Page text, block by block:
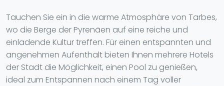
Tauchen Sie ein in die warme Atmosphäre von Tarbes,
wo die Berge der Pyrenäen auf eine reiche und
einladende Kultur treffen. Für einen entspannten und
angenehmen Aufenthalt bieten Ihnen mehrere Hotels
der Stadt die Möglichkeit, einen Pool zu genießen,
ideal zum Entspannen nach einem Tag voller